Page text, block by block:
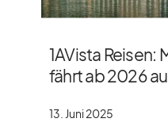
1AVista Reisen:
fährt ab 2026
13. Juni 2025